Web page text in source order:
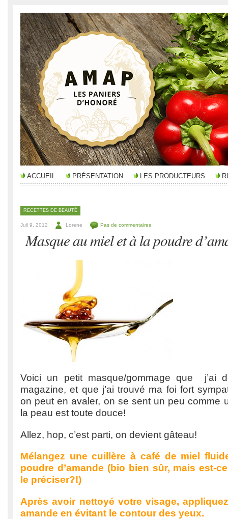
ACCUEIL PRÉSENTATION LES PRODUCTEURS
RECETTES DE BEAUTÉ
Juil 9, 2012 Lorene Pas de commentaires
Masque au miel et à la poudre
Voici un petit masque/gommage que j’ai
magazine, et que j’ai trouvé ma foi fort
on peut en avaler, on se sent un peu comme
la peau est toute douce!
Allez, hop, c’est parti, on devient gâteau!
Mélangez une cuillère à café de miel
poudre d’amande (bio bien sûr, mais est-
le préciser?!)
Après avoir nettoyé votre visage,
amande en évitant le contour des yeux.